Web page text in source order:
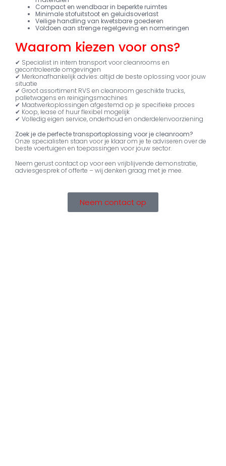
Compact en wendbaar in beperkte ruimtes
Minimale stofuitstoot en geluidsoverlast
Veilige handling van kwetsbare goederen
Voldoen aan strenge regelgeving en normeringen
Waarom kiezen voor ons?
✔ Specialist in intern transport voor cleanrooms en
gecontroleerde omgevingen
✔ Merkonafhankelijk advies: altijd de beste oplossing voor jouw
situatie
✔ Groot assortiment RVS en cleanroom geschikte trucks,
palletwagens en reinigingsmachines
✔ Maatwerkoplossingen afgestemd op je specifieke proces
✔ Koop, lease of huur flexibel mogelijk
✔ Volledig eigen service, onderhoud en onderdelenvoorziening
Zoek je de perfecte transportoplossing voor je cleanroom?
Onze specialisten staan voor je klaar om je te adviseren over de
beste voertuigen en toepassingen voor jouw sector.
Neem gerust contact op voor een vrijblijvende demonstratie,
adviesgesprek of offerte – wij denken graag met je mee.
Neem contact op